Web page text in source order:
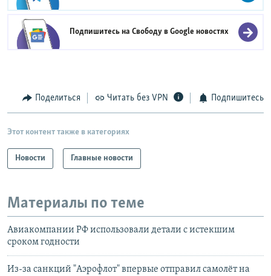
Подпишитесь на Свободу вGoogle новостях
Поделиться Читать без VPN Подпишитесь
Этот контент также в категориях
Новости Главные новости
Материалы по теме
Авиакомпании РФ использовали детали с истекшим
сроком годности
Из-за санкций "Аэрофлот" впервые отправил самолёт на